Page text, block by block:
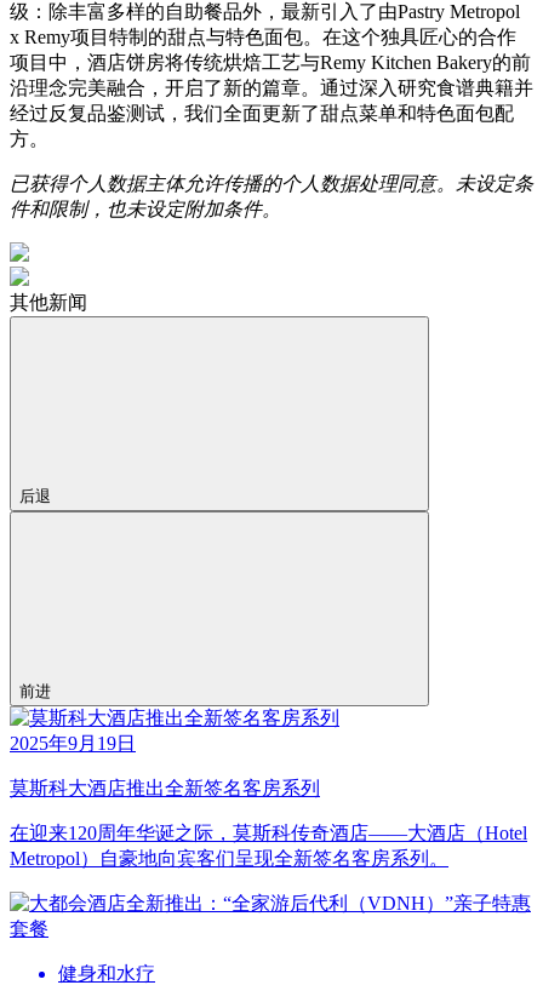
级：除丰富多样的自助餐品外，最新引入了由Pastry Metropol
x Remy项目特制的甜点与特色面包。在这个独具匠心的合作
项目中，酒店饼房将传统烘焙工艺与Remy Kitchen Bakery的前
沿理念完美融合，开启了新的篇章。通过深入研究食谱典籍并
经过反复品鉴测试，我们全面更新了甜点菜单和特色面包配
方。
已获得个人数据主体允许传播的个人数据处理同意。未设定条
件和限制，也未设定附加条件。
其他新闻
后退
前进
2025年9月19日
莫斯科大酒店推出全新签名客房系列
在迎来120周年华诞之际，莫斯科传奇酒店——大酒店（Hotel
Metropol）自豪地向宾客们呈现全新签名客房系列。
健身和水疗